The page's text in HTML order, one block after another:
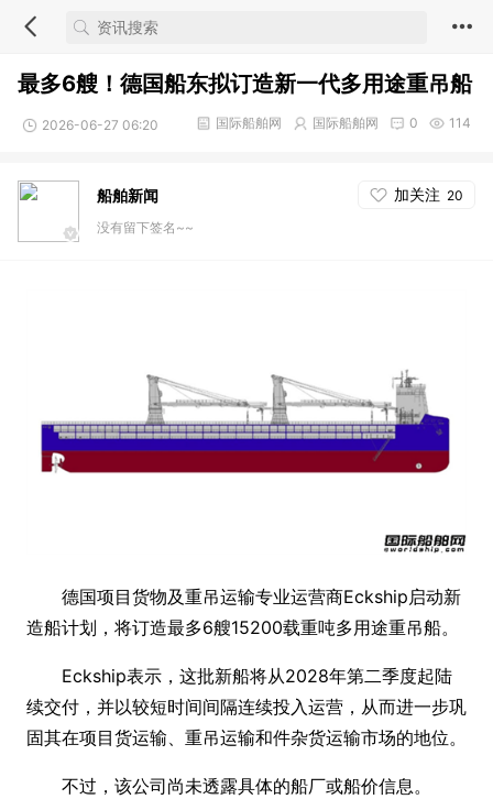
最多6艘！德国船东拟订造新一代多用途重吊船
2026-06-27 06:20 114
0
国际船舶网
国际船舶网
船舶新闻 加关注 20
没有留下签名~~
德国项目货物及重吊运输专业运营商Eckship启动新
造船计划，将订造最多6艘15200载重吨多用途重吊船。
Eckship表示，这批新船将从2028年第二季度起陆
续交付，并以较短时间间隔连续投入运营，从而进一步巩
固其在项目货运输、重吊运输和件杂货运输市场的地位。
不过，该公司尚未透露具体的船厂或船价信息。